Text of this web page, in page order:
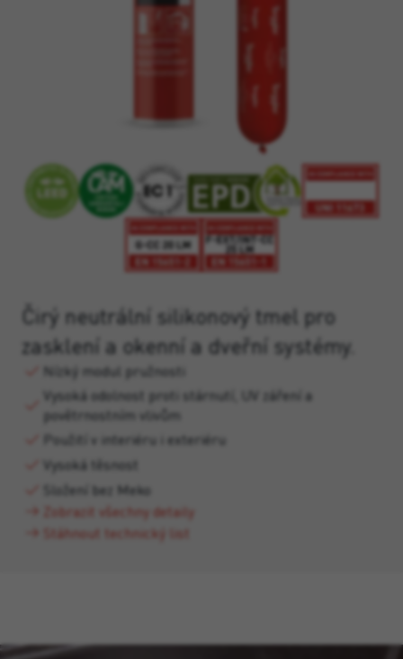
Čirý neutrální silikonový tmel pro
zasklení a okenní a dveřní systémy.
Nízký modul pružnosti
Vysoká odolnost proti stárnutí, UV záření a
povětrnostním vlivům
Použití v interiéru i exteriéru
Vysoká těsnost
Složení bez Meko
Zobrazit všechny detaily
Stáhnout technický list